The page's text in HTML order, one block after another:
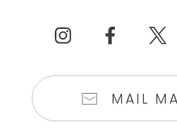
MAIL